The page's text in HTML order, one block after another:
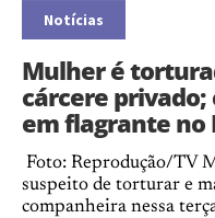
Notícias
Mulher é
cárcere
em flagrante no
Foto: Reprodução/TV
suspeito de torturar e
companheira nessa